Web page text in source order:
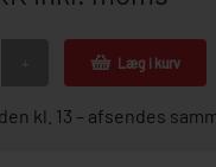
Læg i kurv
kl. 13 – afsendes